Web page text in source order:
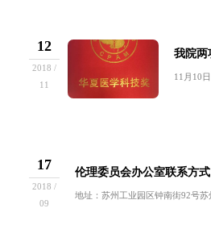
12
2018 /
11
17
2018 /
09
伦理委员会办公室联系方式